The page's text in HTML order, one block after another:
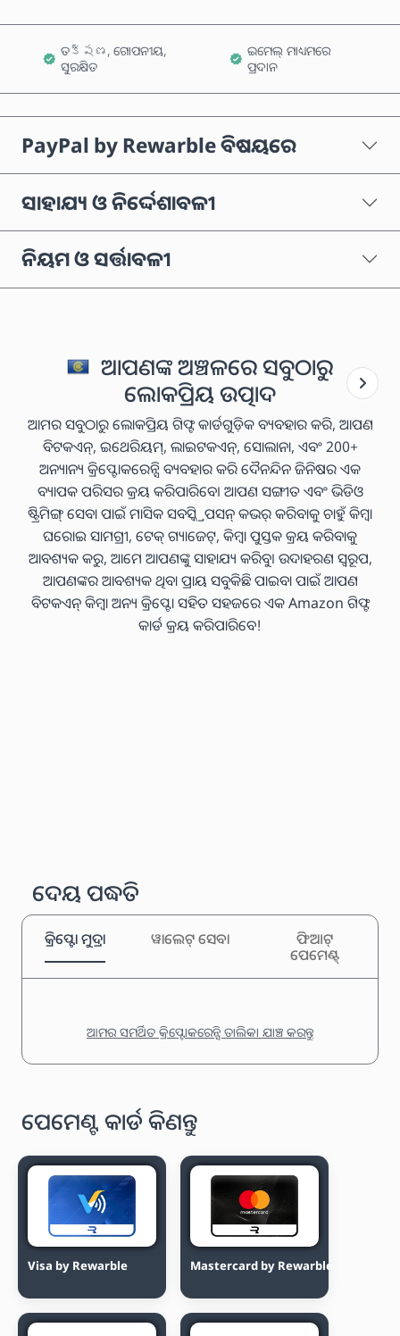
ତక్షణ, ଗୋପନୀୟ,
ସୁରକ୍ଷିତ
ଇମେଲ୍ ମାଧ୍ୟମରେ
ପ୍ରଦାନ
PayPal by Rewarble ବିଷୟରେ
ସାହାଯ୍ୟ ଓ ନିର୍ଦ୍ଦେଶାବଳୀ
ନିୟମ ଓ ସର୍ତ୍ତାବଳୀ
ଆପଣଙ୍କ ଅଞ୍ଚଳରେ ସବୁଠାରୁ
ଲୋକପ୍ରିୟ ଉତ୍ପାଦ
ଆମର ସବୁଠାରୁ ଲୋକପ୍ରିୟ ଗିଫ୍ଟ କାର୍ଡଗୁଡ଼ିକ ବ୍ୟବହାର କରି, ଆପଣ
ବିଟକଏନ୍, ଇଥେରିୟମ୍, ଲାଇଟକଏନ୍, ସୋଲାନା, ଏବଂ 200+
ଅନ୍ୟାନ୍ୟ କ୍ରିପ୍ଟୋକରେନ୍ସି ବ୍ୟବହାର କରି ଦୈନନ୍ଦିନ ଜିନିଷର ଏକ
ବ୍ୟାପକ ପରିସର କ୍ରୟ କରିପାରିବେ। ଆପଣ ସଙ୍ଗୀତ ଏବଂ ଭିଡିଓ
ଷ୍ଟ୍ରିମିଙ୍ଗ୍ ସେବା ପାଇଁ ମାସିକ ସବସ୍କ୍ରିପସନ୍ କଭର୍ କରିବାକୁ ଚାହୁଁ କିମ୍ବା
ଘରୋଇ ସାମଗ୍ରୀ, ଟେକ୍ ଗ୍ୟାଜେଟ୍, କିମ୍ବା ପୁସ୍ତକ କ୍ରୟ କରିବାକୁ
ଆବଶ୍ୟକ କରୁ, ଆମେ ଆପଣଙ୍କୁ ସାହାଯ୍ୟ କରିବୁ। ଉଦାହରଣ ସ୍ୱରୂପ,
ଆପଣଙ୍କର ଆବଶ୍ୟକ ଥିବା ପ୍ରାୟ ସବୁକିଛି ପାଇବା ପାଇଁ ଆପଣ
ବିଟକଏନ୍ କିମ୍ବା ଅନ୍ୟ କ୍ରିପ୍ଟୋ ସହିତ ସହଜରେ ଏକ Amazon ଗିଫ୍ଟ
କାର୍ଡ କ୍ରୟ କରିପାରିବେ!
ଦେୟ ପଦ୍ଧତି
କ୍ରିପ୍ଟୋ ମୁଦ୍ରା ୱାଲେଟ୍ ସେବା
ଫିଆଟ୍
ପେମେଣ୍ଟ୍
ଆମର ସମର୍ଥିତ କ୍ରିପ୍ଟୋକରେନ୍ସି ତାଲିକା ଯାଞ୍ଚ କରନ୍ତୁ
ପେମେଣ୍ଟ କାର୍ଡ କିଣନ୍ତୁ
Visa by Rewarble Mastercard by Rewarble